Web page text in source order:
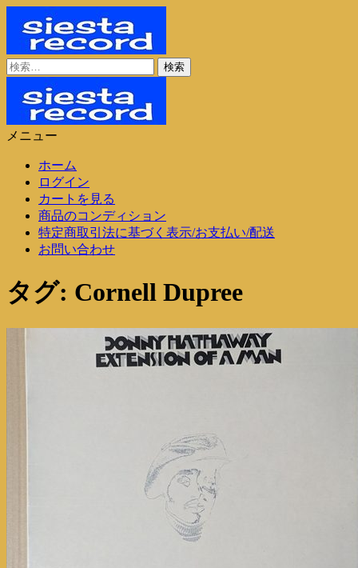
ン
ツ
キ
シエスタレコード
中古レコード通販
検
索:
メニュー
ホーム
ログイン
カートを見る
商品のコンディション
特定商取引法に基づく表示/お支払い/配送
お問い合わせ
タグ: Cornell Dupree